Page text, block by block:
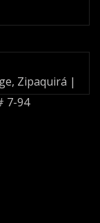
Zipaquirá |
7-94